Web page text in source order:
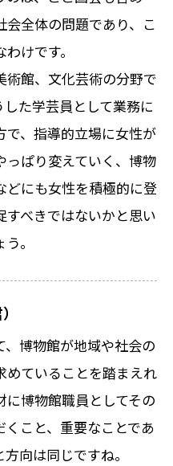
全体の問題であり、こ
けです。
館、文化芸術の分野で
た学芸員として業務に
で、指導的立場に女性が
ぱり変えていく、博物
どにも女性を積極的に登
べきではないかと思い
。
博物館が地域や社会の
めていることを踏まえれ
博物館職員としてその
こと、重要なことであ
向は同じですね。